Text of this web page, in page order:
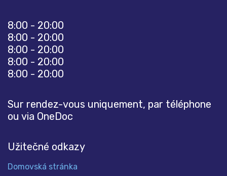
8:00 - 20:00
8:00 - 20:00
8:00 - 20:00
8:00 - 20:00
8:00 - 20:00
Sur rendez-vous uniquement, par téléphone
ou via OneDoc
Užitečné odkazy
Domovská stránka